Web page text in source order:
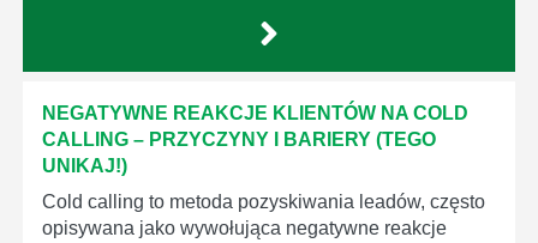
NEGATYWNE REAKCJE KLIENTÓW NA COLD
CALLING – PRZYCZYNY I BARIERY (TEGO
UNIKAJ!)
Cold calling to metoda pozyskiwania leadów, często
opisywana jako wywołująca negatywne reakcje